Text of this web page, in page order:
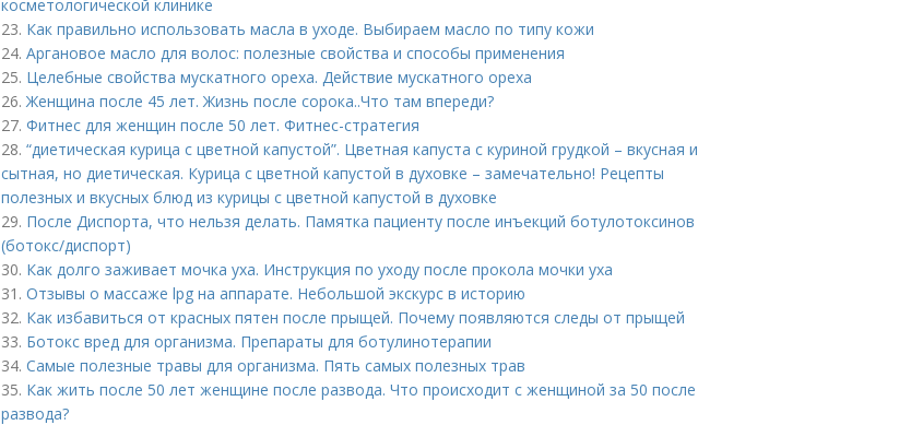
косметологической клинике
23. Как правильно использовать масла в уходе. Выбираем масло по типу кожи
24. Аргановое масло для волос: полезные свойства и способы применения
25. Целебные свойства мускатного ореха. Действие мускатного ореха
26.Женщина после 45 лет. Жизнь после сорока..Что там впереди?
27. Фитнес для женщин после 50 лет. Фитнес-стратегия
28. “диетическая курица с цветной капустой”. Цветная капуста с куриной грудкой – вкусная и
сытная, но диетическая. Курица с цветной капустой в духовке – замечательно! Рецепты
полезных и вкусных блюд из курицы с цветной капустой в духовке
29. После Диспорта, что нельзя делать. Памятка пациенту после инъекций ботулотоксинов
(ботокс/диспорт)
30. Как долго заживает мочка уха. Инструкция по уходу после прокола мочки уха
31. Отзывы о массаже lpg на аппарате. Небольшой экскурс в историю
32. Как избавиться от красных пятен после прыщей. Почему появляются следы от прыщей
33. Ботокс вред для организма. Препараты для ботулинотерапии
34. Самые полезные травы для организма. Пять самых полезных трав
35. Как жить после 50 лет женщине после развода. Что происходит с женщиной за 50 после
развода?